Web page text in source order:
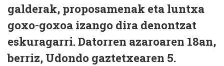
galderak, proposamenak eta luntxa
goxo-goxoa izango dira denontzat
eskuragarri. Datorren azaroaren 18an,
berriz, Udondo gaztetxearen 5.